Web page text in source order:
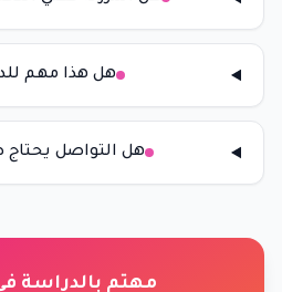
هل هذا مهم
هل التواصل يحتاج
مهتم بالدراسة